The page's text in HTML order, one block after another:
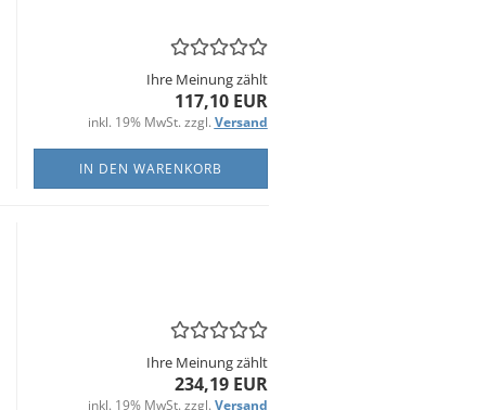
Ihre Meinung zählt
117,10 EUR
inkl. 19% MwSt. zzgl. Versand
IN DEN WARENKORB
Ihre Meinung zählt
234,19 EUR
inkl. 19% MwSt. zzgl. Versand